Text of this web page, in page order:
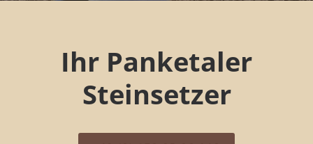
Ihr Panketaler
Steinsetzer